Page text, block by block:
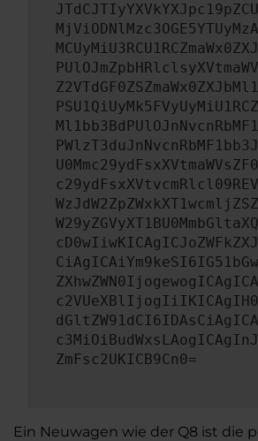
ZmFsc2UKICB9Cn0=
Ein Neuwagen wie der Q8 ist die